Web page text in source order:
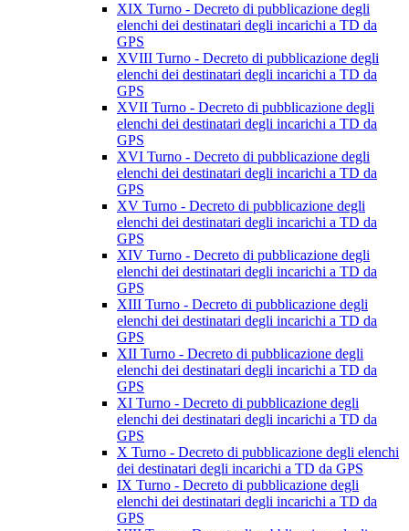
XIX Turno - Decreto di pubblicazione degli
elenchi dei destinatari degli incarichi a TD da
GPS
XVIII Turno - Decreto di pubblicazione degli
elenchi dei destinatari degli incarichi a TD da
GPS
XVII Turno - Decreto di pubblicazione degli
elenchi dei destinatari degli incarichi a TD da
GPS
XVI Turno - Decreto di pubblicazione degli
elenchi dei destinatari degli incarichi a TD da
GPS
XV Turno - Decreto di pubblicazione degli
elenchi dei destinatari degli incarichi a TD da
GPS
XIV Turno - Decreto di pubblicazione degli
elenchi dei destinatari degli incarichi a TD da
GPS
XIII Turno - Decreto di pubblicazione degli
elenchi dei destinatari degli incarichi a TD da
GPS
XII Turno - Decreto di pubblicazione degli
elenchi dei destinatari degli incarichi a TD da
GPS
XI Turno - Decreto di pubblicazione degli
elenchi dei destinatari degli incarichi a TD da
GPS
X Turno - Decreto di pubblicazione degli elenchi
dei destinatari degli incarichi a TD da GPS
IX Turno - Decreto di pubblicazione degli
elenchi dei destinatari degli incarichi a TD da
GPS